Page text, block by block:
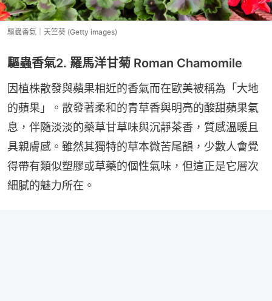
驅蟲香氣｜天竺葵 (Getty images)
驅蟲香氣2. 羅馬洋甘菊 Roman Chamomile
因植株散發與蘋果相近的香氣而在歐美被稱為「大地
的蘋果」。散發著柔和的青草香與明亮的酸甜蘋果氣
息，伴隨淡淡的藥草甘草味與沉靜茶香，質感溫暖且
具親膚感。雖然其獨特的草本微苦尾韻，少數人會覺
得帶有類似塑膠或草藥的個性氣味，但這正是它層次
細膩的魅力所在。